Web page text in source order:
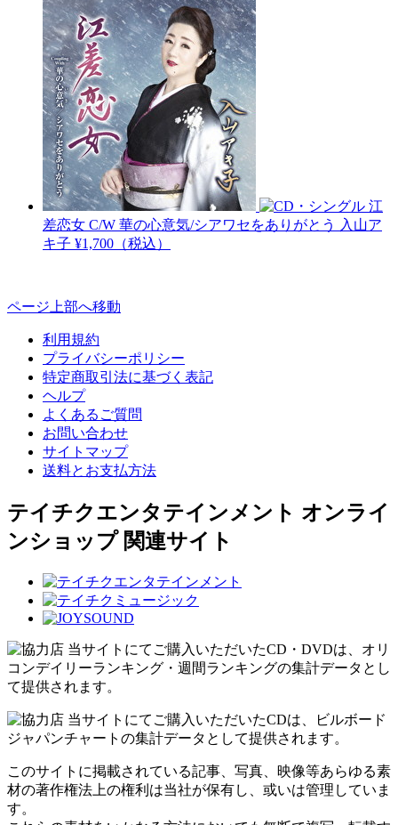
江
差恋女 C/W 華の心意気/シアワセをありがとう
入山ア
キ子 ¥1,700（税込）
ページ上部へ移動
利用規約
プライバシーポリシー
特定商取引法に基づく表記
ヘルプ
よくあるご質問
お問い合わせ
サイトマップ
送料とお支払方法
テイチクエンタテインメント オンライ
ンショップ 関連サイト
当サイトにてご購入いただいたCD・DVDは、オリ
コンデイリーランキング・週間ランキングの集計データとし
て提供されます。
当サイトにてご購入いただいたCDは、ビルボード
ジャパンチャートの集計データとして提供されます。
このサイトに掲載されている記事、写真、映像等あらゆる素
材の著作権法上の権利は当社が保有し、或いは管理していま
す。